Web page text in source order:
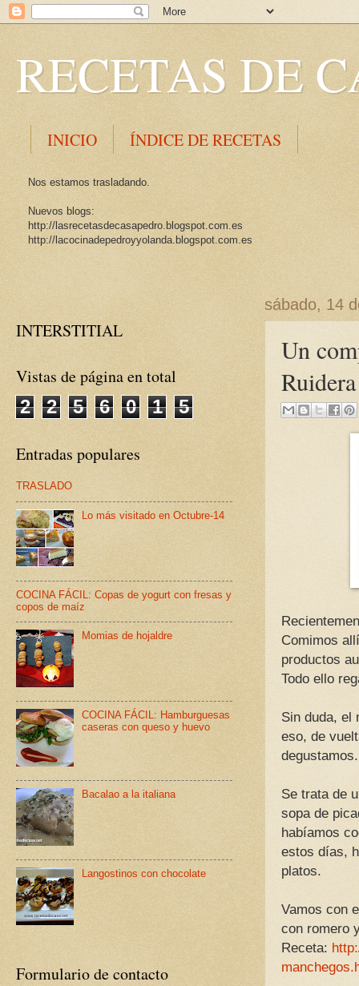
RECETAS DE
INICIO ÍNDICE DE RECETAS
Nos estamos trasladando.
Nuevos blogs:
http://lasrecetasdecasapedro.blogspot.com.es
http://lacocinadepedroyyolanda.blogspot.com.es
sábado, 14
Un
Ruidera
Comimos
productos
Todo ello
Sin duda, el
eso, de
degustamos.
Se trata de
sopa de
habíamos
estos días,
platos.
Vamos con
con romero
Receta:
INTERSTITIAL
Vistas de página en total
2
2 5 6 0 1 5
Entradas populares
TRASLADO
Lo más visitado en Octubre-14
COCINA FÁCIL: Copas de yogurt con fresas y
copos de maíz
Momias de hojaldre
COCINA FÁCIL: Hamburguesas
caseras con queso y huevo
Bacalao a la italiana
Langostinos con chocolate
Formulario de contacto